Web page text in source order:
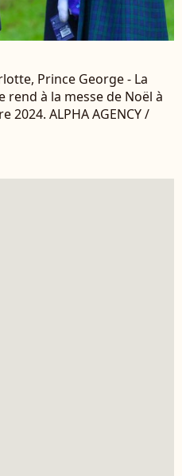
Prince George - La
à la messe de Noël à
2024. ALPHA AGENCY /